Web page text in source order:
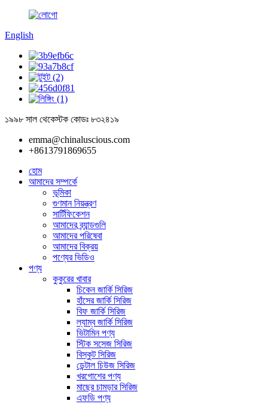
English
১৯৯৮ সাল থেকেস্টক কোডঃ ৮৩২৪১৯
emma@chinaluscious.com
+8613791869655
হোম
আমাদের সম্পর্কে
ভূমিকা
গুণমান নিয়ন্ত্রণ
সার্টিফিকেশন
আমাদের ব্র্যান্ডগুলি
আমাদের পরিষেবা
আমাদের বিক্রয়
পণ্যের ভিডিও
পণ্য
কুকুরের খাবার
চিকেন জার্কি সিরিজ
হাঁসের জার্কি সিরিজ
বিফ জার্কি সিরিজ
ল্যাম্ব জার্কি সিরিজ
ভিটামিন পণ্য
স্টিক সসেজ সিরিজ
বিস্কুট সিরিজ
ডেন্টাল চিউজ সিরিজ
খরগোশের পণ্য
মাছের চামড়ার সিরিজ
এফডি পণ্য